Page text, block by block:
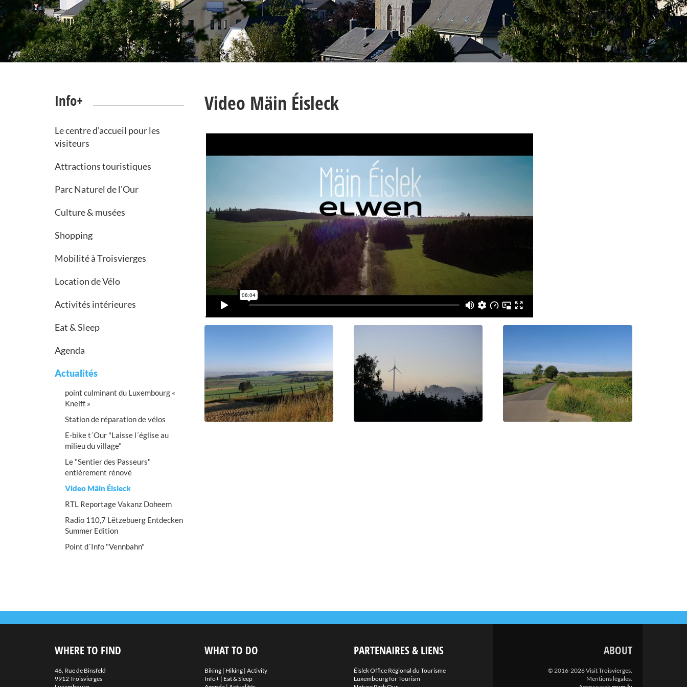
Info+
Le centre d’accueil pour les
visiteurs
Attractions touristiques
Parc Naturel de l'Our
Culture & musées
Shopping
Mobilité à Troisvierges
Location de Vélo
Activités intérieures
Eat & Sleep
Agenda
Actualités
point culminant du Luxembourg «
Kneiff »
Station de réparation de vélos
E-bike t´Our "Laisse l´église au
milieu du village"
Le "Sentier des Passeurs"
entièrement rénové
Video Mäin Éisleck
RTL Reportage Vakanz Doheem
Radio 110,7 Lëtzebuerg Entdecken
Summer Edition
Point d´Info "Vennbahn"
Video Mäin Éisleck
.
WHERE TO FIND
46, Rue de Binsfeld
9912 Troisvierges
WHAT TO DO
Biking| Hiking| Activity
Info+| Eat & Sleep
PARTENAIRES & LIENS
Éislek Office Régional du Tourisme
Luxembourg for Tourism
ABOUT
© 2016-2026 Visit Troisvierges.
Mentions légales.